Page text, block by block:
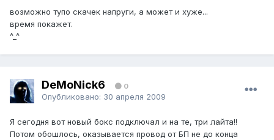
возможно тупо скачек напруги, а может и хуже...
время покажет.
^_^
DeMoNick6 0
Опубликовано: 30 апреля 2009
Я сегодня вот новый бокс подключал и на те, три лайта!!
Потом обошлось, оказывается провод от БП не до конца